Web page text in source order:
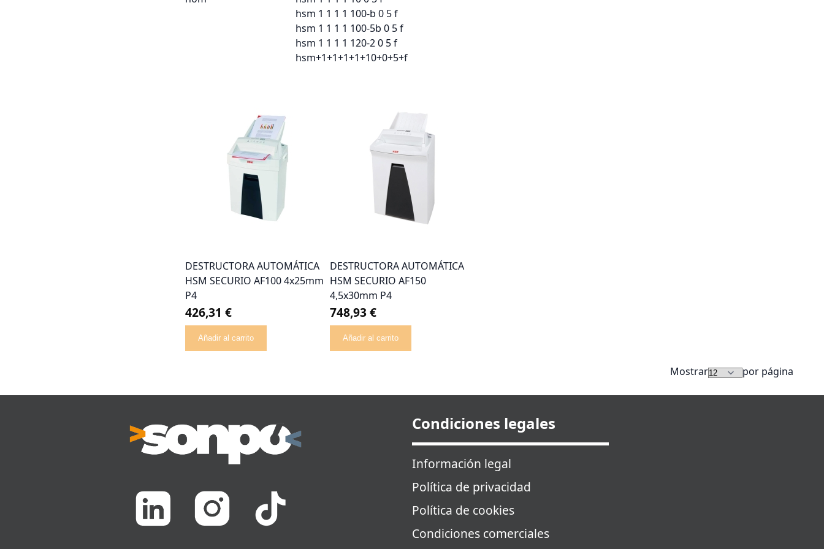
hsm 1 1 1 1 100-b 0 5 f
hsm 1 1 1 1 100-5b 0 5 f
hsm 1 1 1 1 120-2 0 5 f
hsm+1+1+1+1+10+0+5+f
DESTRUCTORA AUTOMÁTICA
HSM SECURIO AF100 4x25mm
P4
426,31 €
Añadir al carrito
DESTRUCTORA AUTOMÁTICA
HSM SECURIO AF150
4,5x30mm P4
748,93 €
Añadir al carrito
Mostrar por página
Condiciones legales
Información legal
Política de privacidad
Política de cookies
Condiciones comerciales